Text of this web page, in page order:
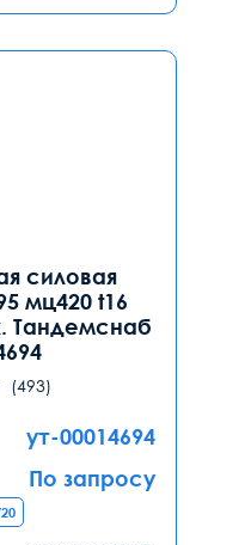
силовая
мц420 t16
Тандемснаб
(493)
ут-00014694
По запросу